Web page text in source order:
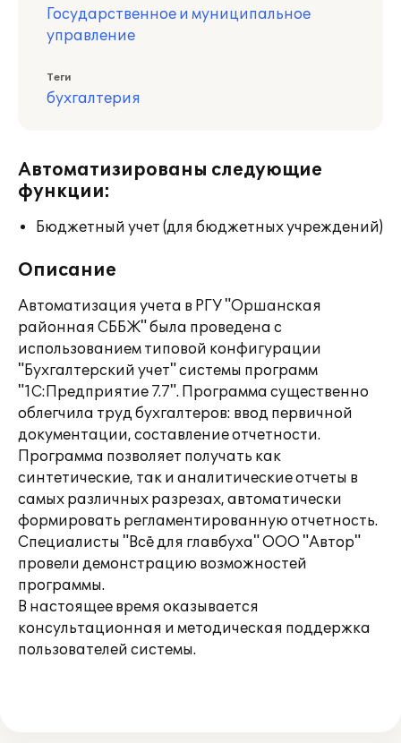
Государственное и муниципальное
управление
Теги
бухгалтерия
Автоматизированы следующие
функции:
Бюджетный учет (для бюджетных учреждений)
Описание
Автоматизация учета в РГУ "Оршанская
районная СББЖ" была проведена с
использованием типовой конфигурации
"Бухгалтерский учет" системы программ
"1С:Предприятие 7.7". Программа существенно
облегчила труд бухгалтеров: ввод первичной
документации, составление отчетности.
Программа позволяет получать как
синтетические, так и аналитические отчеты в
самых различных разрезах, автоматически
формировать регламентированную отчетность.
Специалисты "Всё для главбуха" ООО "Автор"
провели демонстрацию возможностей
программы.
В настоящее время оказывается
консультационная и методическая поддержка
пользователей системы.